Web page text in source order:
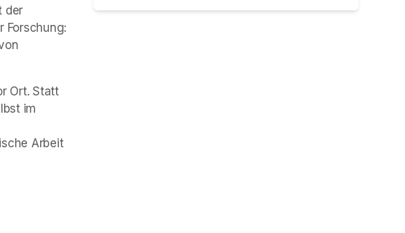
der
Forschung:
Ort. Statt
im
Arbeit